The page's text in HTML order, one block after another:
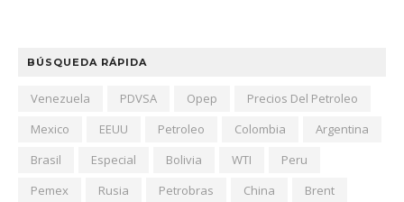
BÚSQUEDA RÁPIDA
Venezuela PDVSA Opep
Precios Del Petroleo
Mexico
EEUU Petroleo Colombia
Argentina
Brasil
Especial Bolivia WTI
Peru
Pemex
Rusia Petrobras China
Brent